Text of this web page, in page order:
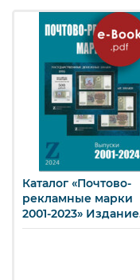
Каталог «Почтово-
рекламные марки
2001-2023» Издание
2024 г. (e-book)